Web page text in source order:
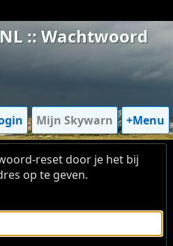
:: Wachtwoord
Mijn Skywarn +Menu
reset door je het bij
op te geven.